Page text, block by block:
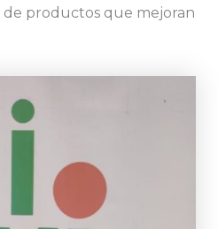
de productos que mejoran